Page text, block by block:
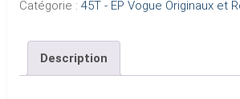
PARLES
(Verso
>
Catégorie : 45T - EP Vogue Originaux et
Description